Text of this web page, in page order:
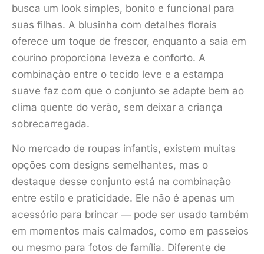
busca um look simples, bonito e funcional para
suas filhas. A blusinha com detalhes florais
oferece um toque de frescor, enquanto a saia em
courino proporciona leveza e conforto. A
combinação entre o tecido leve e a estampa
suave faz com que o conjunto se adapte bem ao
clima quente do verão, sem deixar a criança
sobrecarregada.
No mercado de roupas infantis, existem muitas
opções com designs semelhantes, mas o
destaque desse conjunto está na combinação
entre estilo e praticidade. Ele não é apenas um
acessório para brincar — pode ser usado também
em momentos mais calmados, como em passeios
ou mesmo para fotos de família. Diferente de